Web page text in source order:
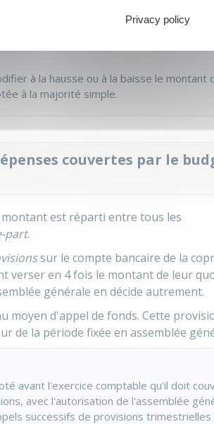
par les copropriétaires en assemblée
à la
majorité simple.
à la hausse ou à la baisse le montant
à la majorité simple.
couvertes par le
est réparti entre tous les
part.
sur le compte bancaire de la
verser en 4 fois le montant de leur
générale en décide autrement.
moyen d'appel de fonds. Cette
de la période fixée en assemblée
avant l'exercice comptable qu'il doit
avec l'autorisation de l'assemblée
successifs de provisions trimestrielles
Privacy policy